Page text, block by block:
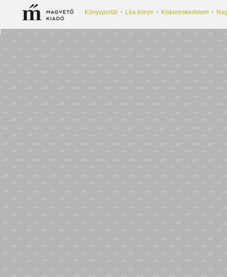
Könyvportál Líra könyv Kiskereskedelem